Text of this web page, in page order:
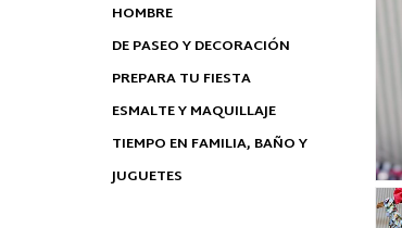
HOMBRE
DE PASEO Y DECORACIÓN
PREPARA TU FIESTA
ESMALTE Y MAQUILLAJE
TIEMPO EN FAMILIA, BAÑO Y
JUGUETES